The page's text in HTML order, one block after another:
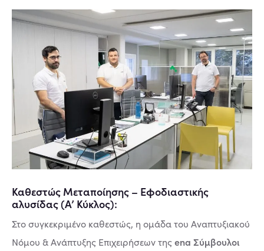
Καθεστώς Μεταποίησης – Εφοδιαστικής
αλυσίδας (Α’ Κύκλος):
Στο συγκεκριμένο καθεστώς, η ομάδα του Αναπτυξιακού
Νόμου & Ανάπτυξης Επιχειρήσεων τηςena Σύμβουλοι